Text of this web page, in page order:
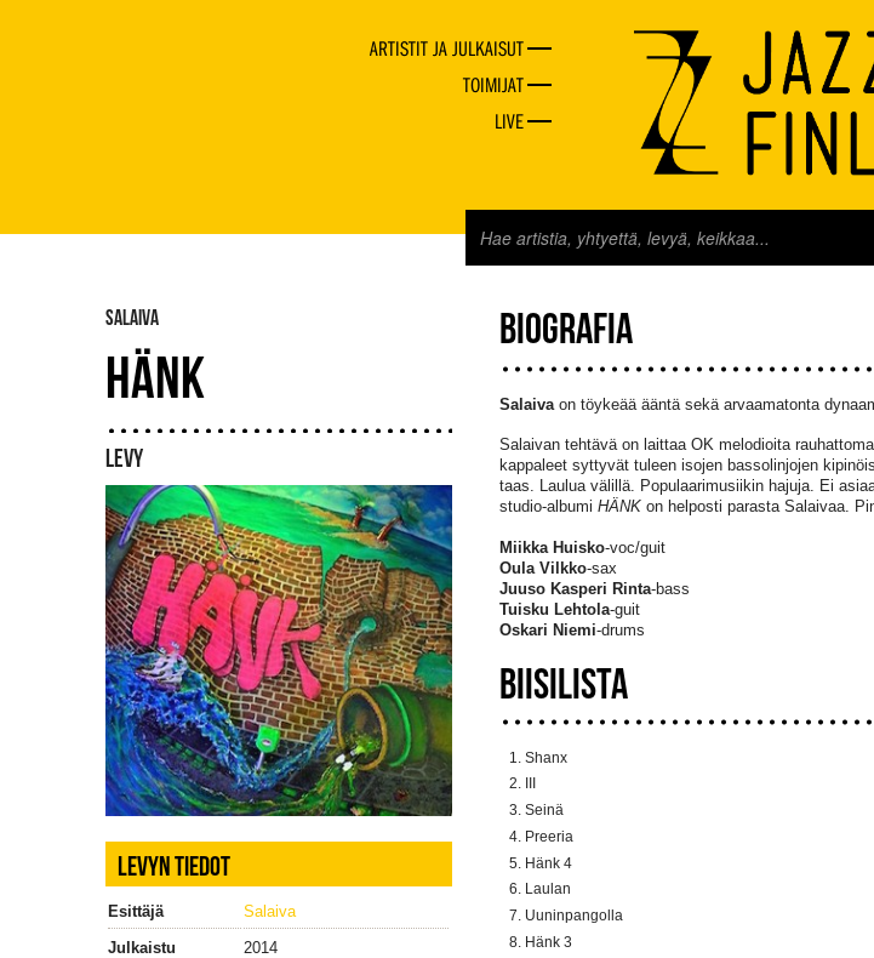
ARTISTIT JA JULKAISUT
TOIMIJAT
LIVE
SALAIVA
HÄNK
LEVY
LEVYN TIEDOT
Esittäjä
Salaiva
Julkaistu
2014
BIOGRAFIA
Salaivaon töykeää ääntä sekä arvaamatonta
Salaivan tehtävä on laittaa OK melodioita
kappaleet syttyvät tuleen isojen bassolinjojen
taas. Laulua välillä. Populaarimusiikin hajuja. Ei
studio-albumi HÄNKon helposti parasta Salaivaa.
Miikka Huisko-voc/guit
Oula Vilkko-sax
Juuso Kasperi Rinta-bass
Tuisku Lehtola-guit
Oskari Niemi-drums
BIISILISTA
Shanx
Seinä
Preeria
Hänk 4
Laulan
Uuninpangolla
Hänk 3